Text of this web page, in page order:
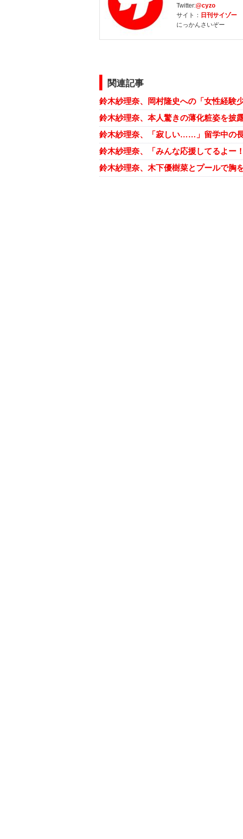
Twitter:@cyzo
サイト： 日刊サイゾー
にっかんさいぞー
関連記事
鈴木紗理奈、「寂しい……」留学中の
鈴木紗理奈、木下優樹菜とプールで胸